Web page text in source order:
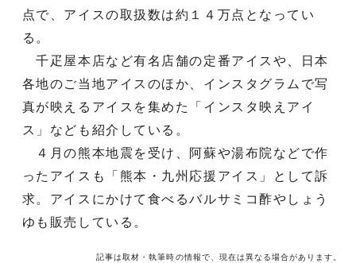
点で、アイスの取扱数は約１４万点となってい
る。
千疋屋本店など有名店舗の定番アイスや、日本
各地のご当地アイスのほか、インスタグラムで写
真が映えるアイスを集めた「インスタ映えアイ
ス」なども紹介している。
４月の熊本地震を受け、阿蘇や湯布院などで作
ったアイスも「熊本・九州応援アイス」として訴
求。アイスにかけて食べるバルサミコ酢やしょう
ゆも販売している。
記事は取材・執筆時の情報で、現在は異なる場合があります。